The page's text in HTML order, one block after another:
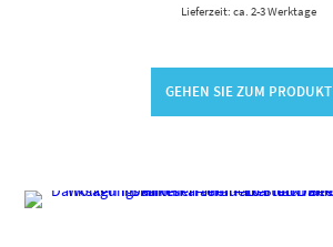
Lieferzeit: ca. 2-3 Werktage
GEHEN SIE ZUM PRODUKT